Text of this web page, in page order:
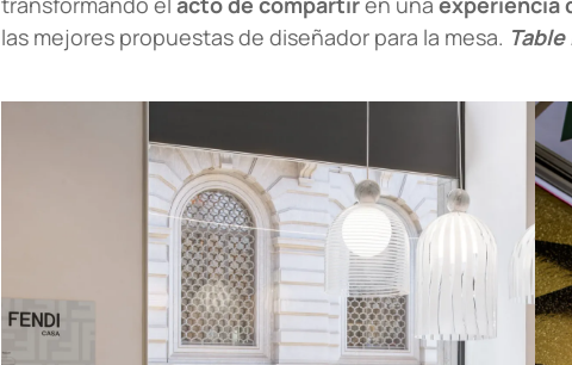
las mejores propuestas de diseñador para la mesa.